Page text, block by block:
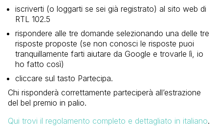
iscriverti (o loggarti se sei già registrato) al sito web di
RTL 102.5
rispondere alle tre domande selezionando una delle tre
risposte proposte (se non conosci le risposte puoi
tranquillamente farti aiutare da Google e trovarle lì, io
ho fatto così)
cliccare sul tasto Partecipa.
Chi risponderà correttamente parteciperà all’estrazione
del bel premio in palio.
Qui trovi il regolamento completo e dettagliato in italiano.